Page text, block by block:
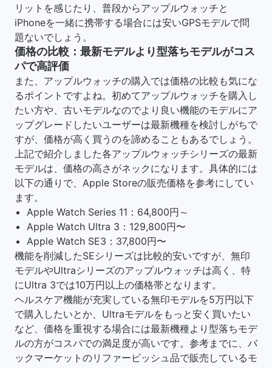
リットを感じたり、普段からアップルウォッチと
iPhoneを一緒に携帯する場合には安いGPSモデルで問
題ないでしょう。
価格の比較：最新モデルより型落ちモデルがコス
パで高評価
また、アップルウォッチの購入では価格の比較も気にな
るポイントですよね。初めてアップルウォッチを購入し
たい方や、古いモデルなのでより良い機能のモデルにア
ップグレードしたいユーザーは最新機種を検討しがちで
すが、価格が高く買うのを諦めることもあるでしょう。
上記で紹介しました各アップルウォッチシリーズの最新
モデルは、価格の高さがネックになります。具体的には
以下の通りで、Apple Storeの販売価格を参考にしてい
ます。
Apple Watch Series 11：64,800円～
Apple Watch Ultra 3：129,800円〜
Apple Watch SE3：37,800円〜
機能を削減したSEシリーズは比較的安いですが、無印
モデルやUltraシリーズのアップルウォッチは高く、特
にUltra 3では10万円以上の価格帯となります。
ヘルスケア機能が充実している無印モデルを5万円以下
で購入したいとか、Ultraモデルをもっと安く買いたい
など、価格を重視する場合には最新機種より型落ちモデ
ルの方がコスパでの満足度が高いです。参考までに、バ
ックマーケットのリファービッシュ品で販売しているモ